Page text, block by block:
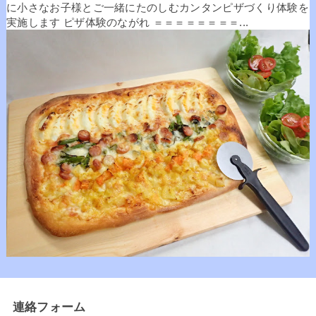
に小さなお子様とご一緒にたのしむカンタンピザづくり体験を
実施します ピザ体験のながれ ＝＝＝＝＝＝＝＝...
連絡フォーム